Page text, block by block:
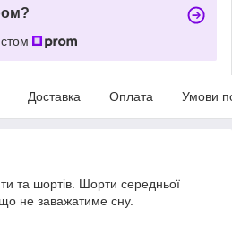
Доставка Оплата Умови
та шортів. Шорти середньої
не заважатиме сну.